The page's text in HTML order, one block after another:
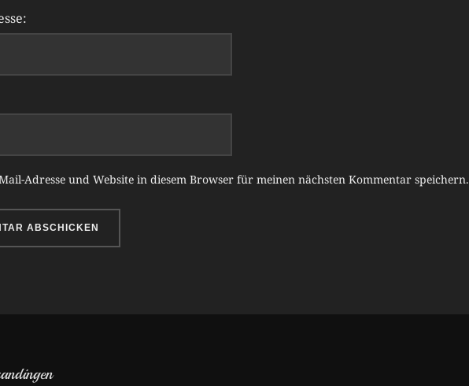
Adresse und Website in diesem Browser für meinen nächsten Kommentar speichern.